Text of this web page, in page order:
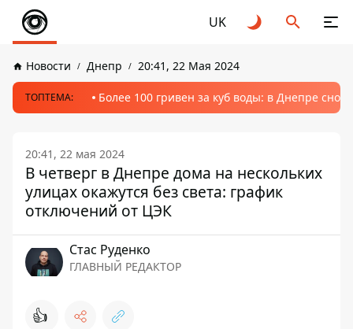
UK
Новости Днепр 20:41, 22 Мая 2024
ТОПТЕМА: Более 100 гривен за куб воды: в Днепре
20:41, 22 мая 2024
В четверг в Днепре дома на нескольких
улицах окажутся без света: график
отключений от ЦЭК
Стаc Руденко
ГЛАВНЫЙ РЕДАКТОР
👍